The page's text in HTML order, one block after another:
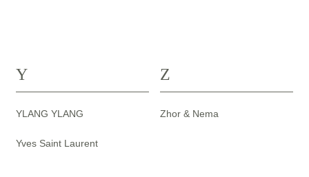
Y
YLANG YLANG
Yves Saint Laurent
Z
Zhor & Nema